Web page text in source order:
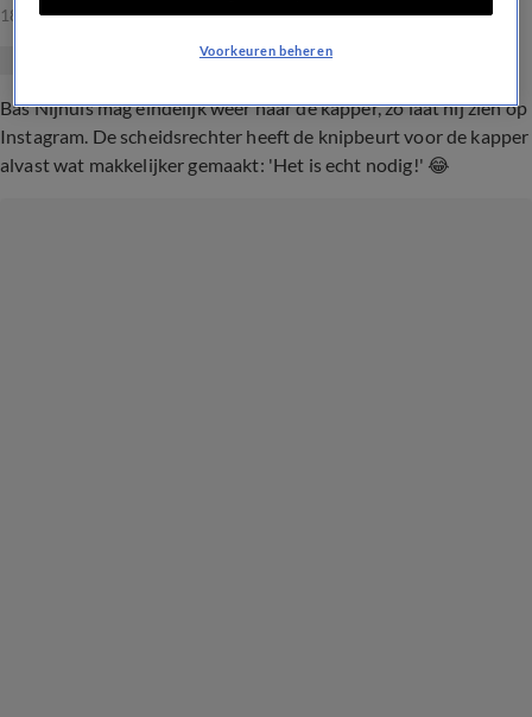
18 mrt 2021, 13:22
Bas Nijhuis mag eindelijk weer naar de kapper, zo laat hij zien op
Instagram. De scheidsrechter heeft de knipbeurt voor de kapper
alvast wat makkelijker gemaakt: 'Het is echt nodig!' 😂
Voorkeuren beheren